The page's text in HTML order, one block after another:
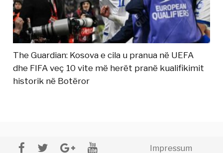
The Guardian: Kosova e cila u pranua në UEFA
dhe FIFA veç 10 vite më herët pranë kualifikimit
historik në Botëror
Impressum